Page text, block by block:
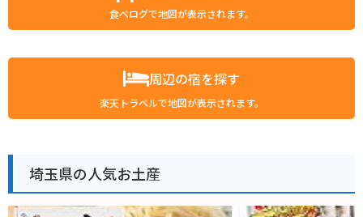
食べログで地図が表示されます。
周辺の宿を探す
楽天トラベルで地図が表示されます。
埼玉県の人気お土産